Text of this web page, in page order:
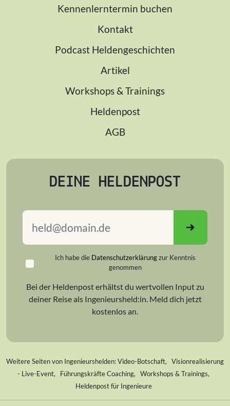
Kennenlerntermin buchen
Kontakt
Podcast Heldengeschichten
Artikel
Workshops & Trainings
Heldenpost
AGB
DEINE HELDENPOST
Ich habe die Datenschutzerklärungzur Kenntnis
genommen
Bei der Heldenpost erhältst du wertvollen Input zu
deiner Reise als Ingenieursheld:in. Meld dich jetzt
kostenlos an.
Weitere Seiten von Ingenieurshelden:Video-Botschaft, Visionrealisierung
- Live-Event, Führungskräfte Coaching, Workshops & Trainings,
Heldenpost für Ingenieure